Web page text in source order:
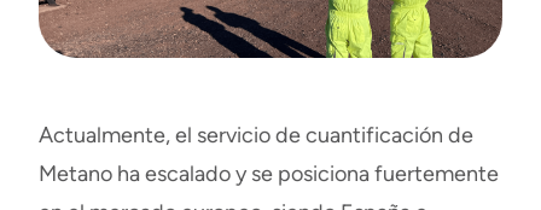
Actualmente, el servicio de cuantificación de
Metano ha escalado y se posiciona fuertemente